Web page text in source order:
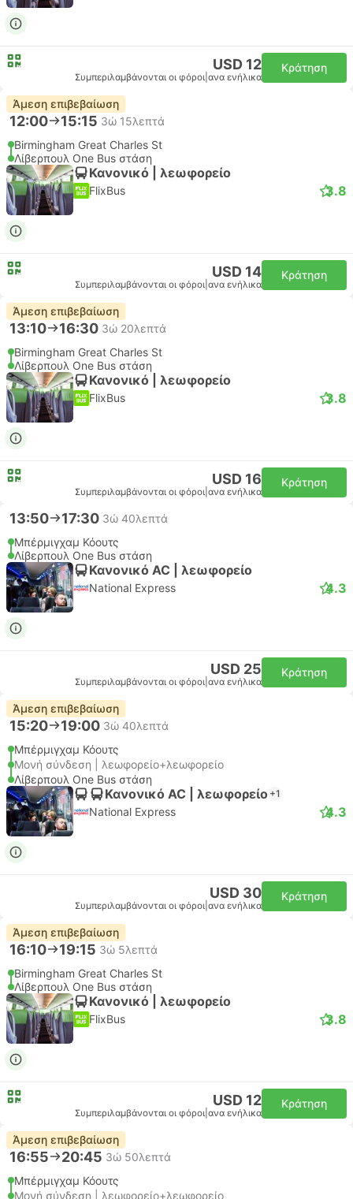
USD 12
Συμπεριλαμβάνονται οι φόροι ανα ενήλικα
Κράτηση
Άμεση επιβεβαίωση
12:00 15:15 3ώ 15λεπτά
Birmingham Great Charles St
Λίβερπουλ One Bus στάση
Κανονικό | λεωφορείο
FlixBus 3.8
USD 14
Συμπεριλαμβάνονται οι φόροι ανα ενήλικα
Κράτηση
Άμεση επιβεβαίωση
13:10 16:30 3ώ 20λεπτά
Birmingham Great Charles St
Λίβερπουλ One Bus στάση
Κανονικό | λεωφορείο
FlixBus 3.8
USD 16
Συμπεριλαμβάνονται οι φόροι ανα ενήλικα
Κράτηση
13:50 17:30 3ώ 40λεπτά
Μπέρμιγχαμ Κόουτς
Λίβερπουλ One Bus στάση
Κανονικό AC | λεωφορείο
National Express 4.3
USD 25
Συμπεριλαμβάνονται οι φόροι ανα ενήλικα
Κράτηση
Άμεση επιβεβαίωση
15:20 19:00 3ώ 40λεπτά
Μπέρμιγχαμ Κόουτς
Μονή σύνδεση | λεωφορείο+λεωφορείο
Λίβερπουλ One Bus στάση
Κανονικό AC | λεωφορείο +1
National Express 4.3
USD 30
Συμπεριλαμβάνονται οι φόροι ανα ενήλικα
Κράτηση
Άμεση επιβεβαίωση
16:10 19:15 3ώ 5λεπτά
Birmingham Great Charles St
Λίβερπουλ One Bus στάση
Κανονικό | λεωφορείο
FlixBus 3.8
USD 12
Συμπεριλαμβάνονται οι φόροι ανα ενήλικα
Κράτηση
Άμεση επιβεβαίωση
16:55 20:45 3ώ 50λεπτά
Μπέρμιγχαμ Κόουτς
Μονή σύνδεση | λεωφορείο+λεωφορείο